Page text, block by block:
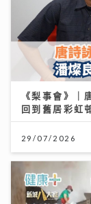
《梨事會》｜
回到舊居彩虹
29/07/2026